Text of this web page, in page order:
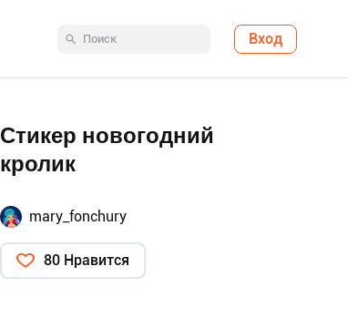
Вход
Стикер новогодний
кролик
mary_fonchury
80 Нравится